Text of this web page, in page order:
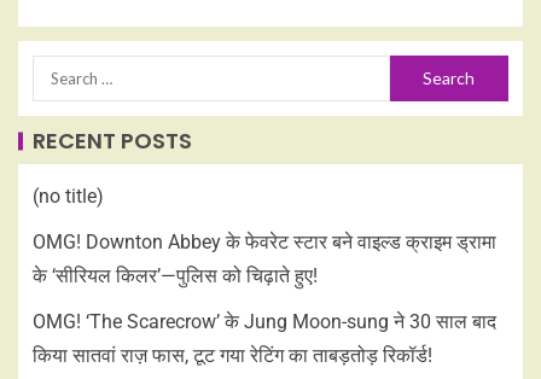
RECENT POSTS
(no title)
OMG! Downton Abbey के फेवरेट स्टार बने वाइल्ड क्राइम ड्रामा
के ‘सीरियल किलर’—पुलिस को चिढ़ाते हुए!
OMG! ‘The Scarecrow’ के Jung Moon-sung ने 30 साल बाद
किया सातवां राज़ फास, टूट गया रेटिंग का ताबड़तोड़ रिकॉर्ड!